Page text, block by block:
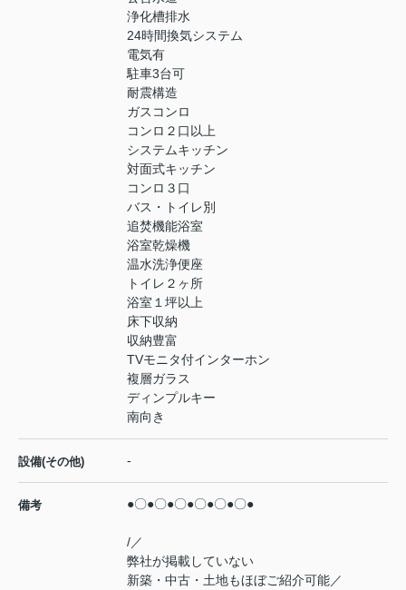
浄化槽排水
24時間換気システム
電気有
駐車3台可
耐震構造
ガスコンロ
コンロ２口以上
システムキッチン
対面式キッチン
コンロ３口
バス・トイレ別
追焚機能浴室
浴室乾燥機
温水洗浄便座
トイレ２ヶ所
浴室１坪以上
床下収納
収納豊富
TVモニタ付インターホン
複層ガラス
ディンプルキー
南向き
設備(その他) -
備考 ●〇●〇●〇●〇●〇●〇●
/／
弊社が掲載していない
新築・中古・土地もほぼご紹介可能／